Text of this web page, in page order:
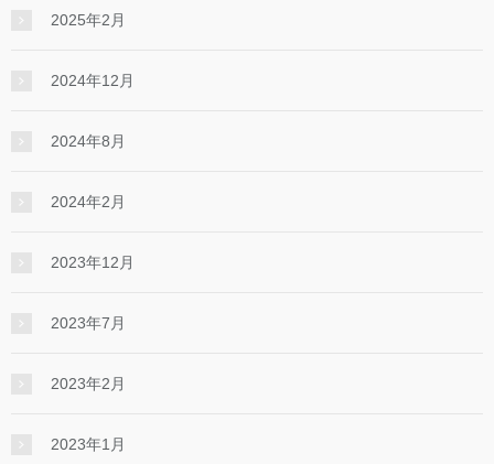
2025年2月
2024年12月
2024年8月
2024年2月
2023年12月
2023年7月
2023年2月
2023年1月